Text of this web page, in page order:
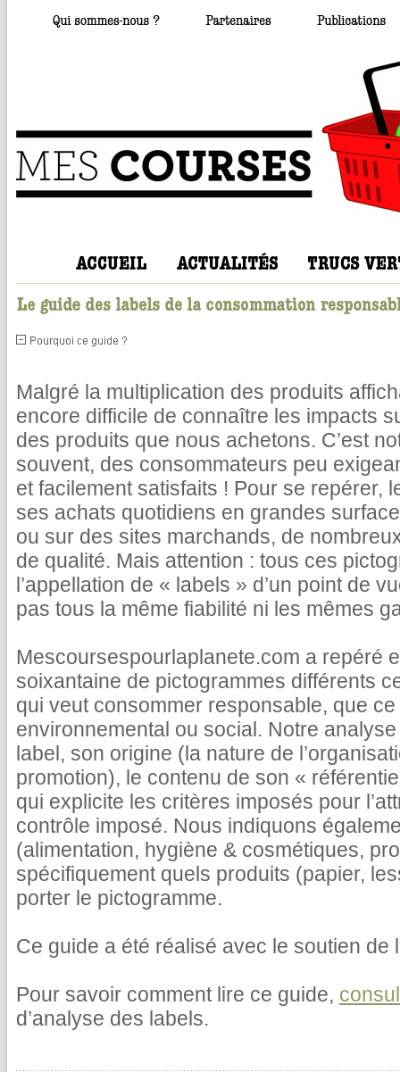
Malgré la multiplication des produits
encore difficile de connaître les impacts
des produits que nous achetons. C’est
souvent, des consommateurs peu
et facilement satisfaits ! Pour se repérer,
ses achats quotidiens en grandes
ou sur des sites marchands, de
de qualité. Mais attention : tous ces
l’appellation de « labels » d’un point de
pas tous la même fiabilité ni les mêmes
Mescoursespourlaplanete.com a repéré
soixantaine de pictogrammes différents
qui veut consommer responsable, que ce
environnemental ou social. Notre
label, son origine (la nature de
promotion), le contenu de son «
qui explicite les critères imposés pour
contrôle imposé. Nous indiquons
(alimentation, hygiène & cosmétiques,
spécifiquement quels produits (papier,
porter le pictogramme.
Ce guide a été réalisé avec le soutien de
Pour savoir comment lire ce guide,
d’analyse des labels.